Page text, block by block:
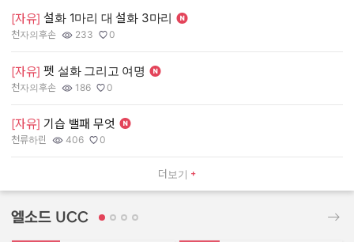
더보기
[자유] 설화 1마리 대 설화 3마리
작성자:
천자의후손
조회수:
233
추천수:
0
[자유] 펫 설화 그리고 여명
작성자:
천자의후손
조회수:
186
추천수:
0
[자유] 기습 밸패 무엇
작성자:
천류하린
조회수:
406
추천수:
0
엘소드 UCC